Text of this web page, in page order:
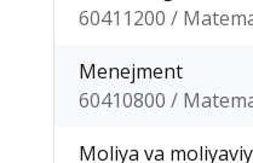
60411200 /
Menejment
60410800 /
Moliya va